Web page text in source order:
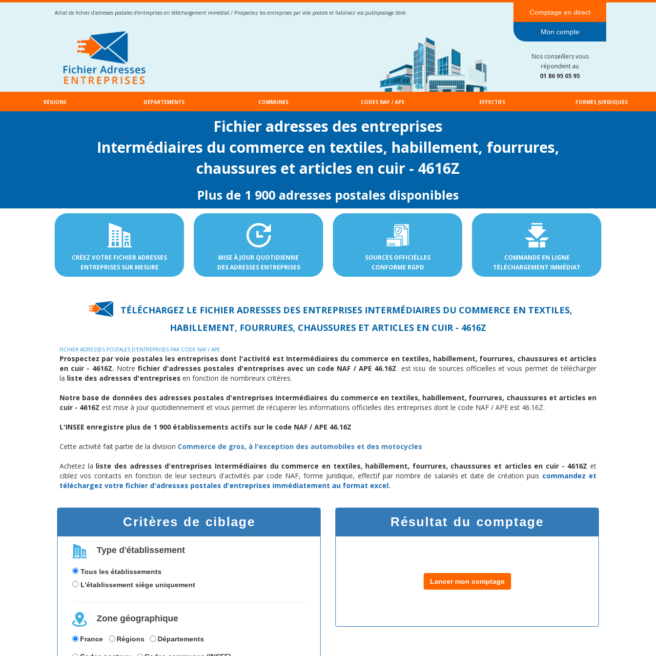
Achat de fichier d'adresses postales d'entreprises en téléchargement immédiat / Prospectez les entreprises par voie postale et fiabilisez vos publipostage btob Comptage en direct
Mon compte
Nos conseillers vous
répondent au
01 86 95 05 95
RÉGIONS DÉPARTEMENTS COMMUNES CODES NAF / APE EFFECTIFS FORMES JURIDIQUES
Fichier adresses des entreprises
Intermédiaires du commerce en textiles, habillement, fourrures,
chaussures et articles en cuir - 4616Z
Plus de 1 900 adresses postales disponibles
CRÉEZ VOTRE FICHIER ADRESSES
ENTREPRISES SUR MESURE
MISE À JOUR QUOTIDIENNE
DES ADRESSES ENTREPRISES
SOURCES OFFICIELLES
CONFORME RGPD
COMMANDE EN LIGNE
TÉLÉCHARGEMENT IMMÉDIAT
TÉLÉCHARGEZ LE FICHIER ADRESSES DES ENTREPRISES INTERMÉDIAIRES DU COMMERCE EN TEXTILES,
HABILLEMENT, FOURRURES, CHAUSSURES ET ARTICLES EN CUIR - 4616Z
FICHIER ADRESSES POSTALES D'ENTREPRISES PAR CODE NAF / APE
Prospectez par voie postales les entreprises dont l'activité est Intermédiaires du commerce en textiles, habillement, fourrures, chaussures et articles
en cuir - 4616Z. Notre fichier d'adresses postales d'entreprises avec un code NAF / APE 46.16Z est issu de sources officielles et vous permet de télécharger
la liste des adresses d'entreprises en fonction de nombreurx critères.
Notre base de données des adresses postales d'entreprises Intermédiaires du commerce en textiles, habillement, fourrures, chaussures et articles en
cuir - 4616Z est mise à jour quotidiennement et vous permet de récuperer les informations officielles des entreprises dont le code NAF / APE est 46.16Z.
L'INSEE enregistre plus de 1 900 établissements actifs sur le code NAF / APE 46.16Z
Cette activité fait partie de la division Commerce de gros, à l'exception des automobiles et des motocycles
Achetez la liste des adresses d'entreprises Intermédiaires du commerce en textiles, habillement, fourrures, chaussures et articles en cuir - 4616Z et
ciblez vos contacts en fonction de leur secteurs d'activités par code NAF, forme juridique, effectif par nombre de salariés et date de création puis commandez et
téléchargez votre fichier d'adresses postales d'entreprises immédiatement au format excel.
Critères de ciblage
Type d'établissement
Tous les établissements
L'établissement siège uniquement
Zone géographique
France Régions Départements
Résultat du comptage
Lancer mon comptage